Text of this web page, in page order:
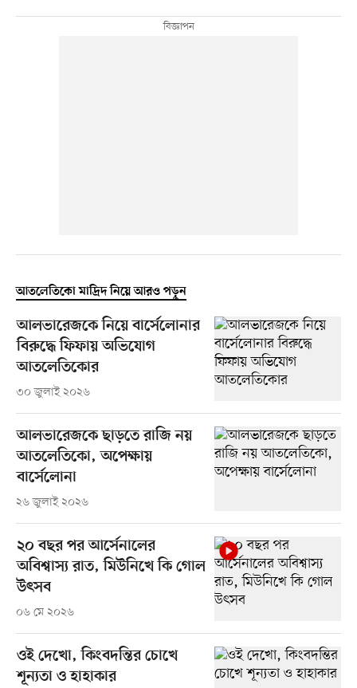
আতলেতিকো মাদ্রিদ নিয়ে আরও পড়ুন
আলভারেজকে নিয়ে বার্সেলোনার
বিরুদ্ধে ফিফায় অভিযোগ
আতলেতিকোর
৩০ জুলাই ২০২৬
আলভারেজকে ছাড়তে রাজি নয়
আতলেতিকো, অপেক্ষায়
বার্সেলোনা
২৬ জুলাই ২০২৬
২০ বছর পর আর্সেনালের
অবিশ্বাস্য রাত, মিউনিখে কি গোল
উৎসব
০৬ মে ২০২৬
ওই দেখো, কিংবদন্তির চোখে
শূন্যতা ও হাহাকার